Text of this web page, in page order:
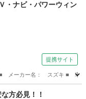
・ナビ・パワーウィン
提携サイト
メーカー名： スズキ ■
方必見！！